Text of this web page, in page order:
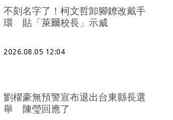
不刻名字了！柯文哲卸腳鐐改戴手
環 貼「萊爾校長」示威
2026.08.05 12:04
劉櫂豪無預警宣布退出台東縣長選
舉 陳瑩回應了